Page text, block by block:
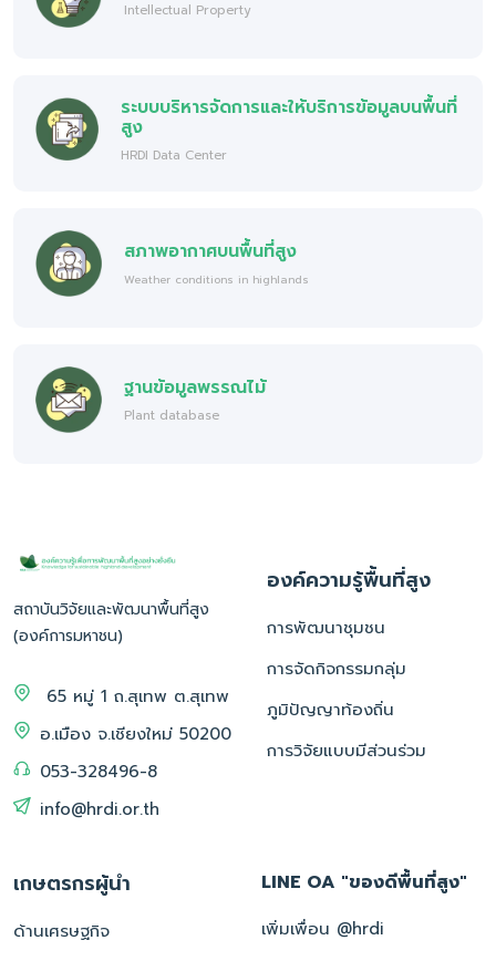
Intellectual Property
ระบบบริหารจัดการและให้บริการข้อมูลบนพื้นที่
สูง
HRDI Data Center
สภาพอากาศบนพื้นที่สูง
Weather conditions in highlands
ฐานข้อมูลพรรณไม้
Plant database
สถาบันวิจัยและพัฒนาพื้นที่สูง
(องค์การมหาชน)
65 หมู่ 1 ถ.สุเทพ ต.สุเทพ
อ.เมือง จ.เชียงใหม่ 50200
053-328496-8
info@hrdi.or.th
องค์ความรู้พื้นที่สูง
การพัฒนาชุมชน
การจัดกิจกรรมกลุ่ม
ภูมิปัญญาท้องถิ่น
การวิจัยแบบมีส่วนร่วม
เกษตรกรผู้นำ
ด้านเศรษฐกิจ
LINE OA "ของดีพื้นที่สูง"
เพิ่มเพื่อน @hrdi